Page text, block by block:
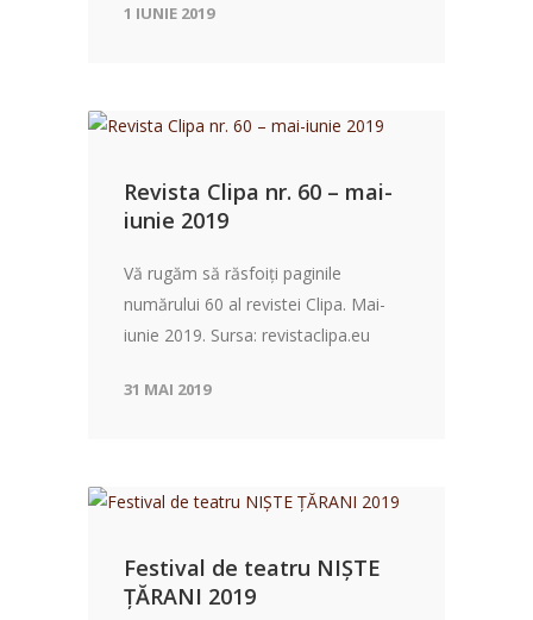
1 IUNIE 2019
Revista Clipa nr. 60 – mai-
iunie 2019
Vă rugăm să răsfoiți paginile
numărului 60 al revistei Clipa. Mai-
iunie 2019. Sursa: revistaclipa.eu
31 MAI 2019
Festival de teatru NIȘTE
ȚĂRANI 2019